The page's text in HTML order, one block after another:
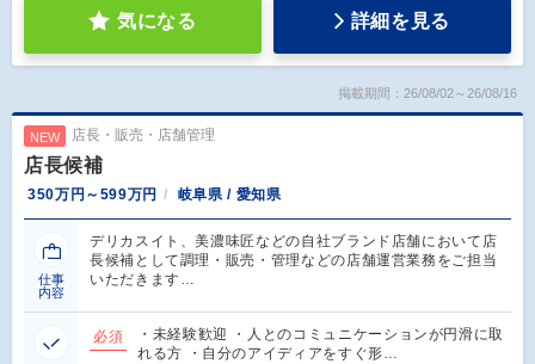
気になる 詳細を見る
掲載期間：26/08/02～26/08/16
NEW 店長・販売・店舗管理
店長候補
350万円～599万円 岐阜県 / 愛知県
仕事
内容
デリカスイト、美濃味匠などの自社ブランド店舗において店
長候補として調理・販売・管理などの店舗運営業務をご担当
いただきます…
必須
・未経験歓迎 ・人とのコミュニケーションが円滑に取
れる方 ・自分のアイディアをすぐ形…